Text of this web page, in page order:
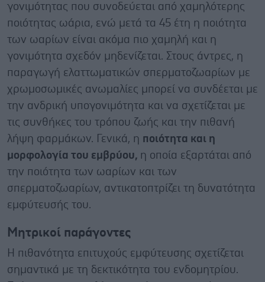
γονιμότητας που συνοδεύεται από χαμηλότερης
ποιότητας ωάρια, ενώ μετά τα 45 έτη η ποιότητα
των ωαρίων είναι ακόμα πιο χαμηλή και η
γονιμότητα σχεδόν μηδενίζεται. Στους άντρες, η
παραγωγή ελαττωματικών σπερματοζωαρίων με
χρωμοσωμικές ανωμαλίες μπορεί να συνδέεται με
την ανδρική υπογονιμότητα και να σχετίζεται με
τις συνθήκες του τρόπου ζωής και την πιθανή
λήψη φαρμάκων. Γενικά, η ποιότητα και η
μορφολογία του εμβρύου, η οποία εξαρτάται από
την ποιότητα των ωαρίων και των
σπερματοζωαρίων, αντικατοπτρίζει τη δυνατότητα
εμφύτευσής του.
Μητρικοί παράγοντες
Η πιθανότητα επιτυχούς εμφύτευσης σχετίζεται
σημαντικά με τη δεκτικότητα του ενδομητρίου.